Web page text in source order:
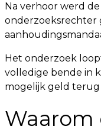
Na verhoor werd
onderzoeksrechter
Het onderzoek
volledige bende in
mogelijk geld terug
Waarom